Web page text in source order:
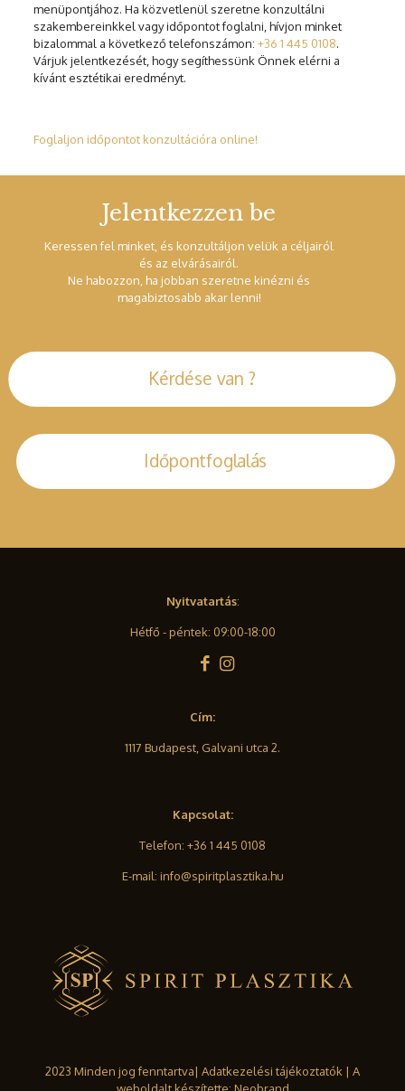
menüpontjához. Ha közvetlenül szeretne konzultálni
szakembereinkkel vagy időpontot foglalni, hívjon minket
bizalommal a következő telefonszámon: +36 1 445 0108.
Várjuk jelentkezését, hogy segíthessünk Önnek elérni a
kívánt esztétikai eredményt.
Foglaljon időpontot konzultációra online!
Jelentkezzen be
Keressen fel minket, és konzultáljon velük a céljairól
és az elvárásairól.
Ne habozzon, ha jobban szeretne kinézni és
magabiztosabb akar lenni!
Kérdése van ?
Időpontfoglalás
Nyitvatartás:
Hétfő - péntek: 09:00-18:00
Cím:
1117 Budapest, Galvani utca 2.
Kapcsolat:
Telefon: +36 1 445 0108
E-mail: info@spiritplasztika.hu
2023 Minden jog fenntartva| Adatkezelési tájékoztatók | A
weboldalt készítette: Neobrand